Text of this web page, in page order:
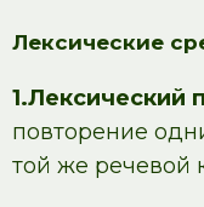
Лексические
1.Лексический
повторение
той же речевой